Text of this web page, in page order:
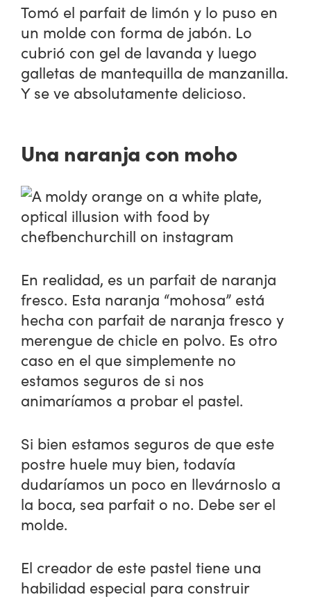
Tomó el parfait de limón y lo puso en
un molde con forma de jabón. Lo
cubrió con gel de lavanda y luego
galletas de mantequilla de manzanilla.
Y se ve absolutamente delicioso.
Una naranja con moho
En realidad, es un parfait de naranja
fresco. Esta naranja “mohosa” está
hecha con parfait de naranja fresco y
merengue de chicle en polvo. Es otro
caso en el que simplemente no
estamos seguros de si nos
animaríamos a probar el pastel.
Si bien estamos seguros de que este
postre huele muy bien, todavía
dudaríamos un poco en llevárnoslo a
la boca, sea parfait o no. Debe ser el
molde.
El creador de este pastel tiene una
habilidad especial para construir